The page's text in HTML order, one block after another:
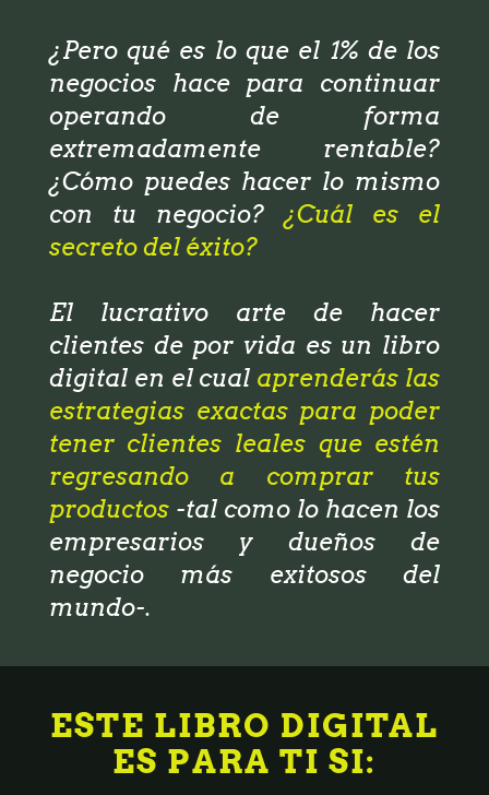
¿Pero qué es lo que el 1% de los
negocios hace para continuar
operando de forma
extremadamente rentable?
¿Cómo puedes hacer lo mismo
con tu negocio? ¿Cuál es el
secreto del éxito?
El lucrativo arte de hacer
clientes de por vida es un libro
digital en el cual aprenderás las
estrategias exactas para poder
tener clientes leales que estén
regresando a comprar tus
productos-tal como lo hacen los
empresarios y dueños de
negocio más exitosos del
mundo-.
ESTE LIBRO DIGITAL
ES PARA TI SI: